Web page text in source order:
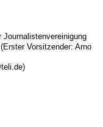
Vorsitzender: Arno